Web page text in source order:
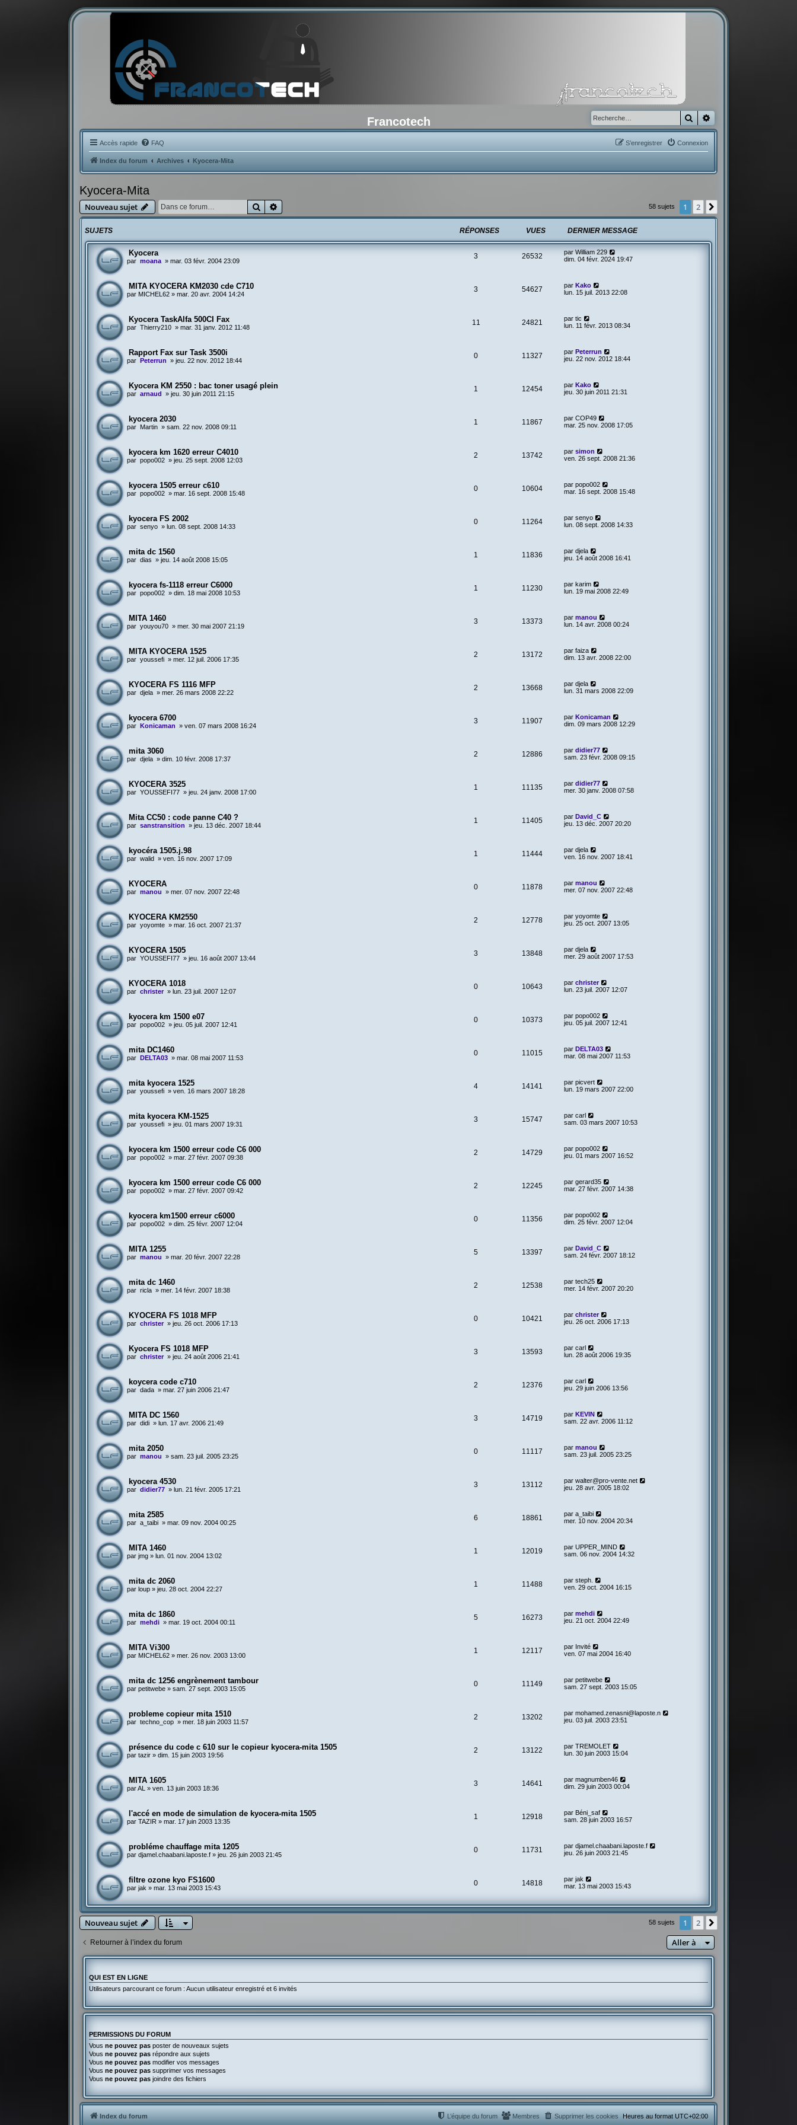
Francotech Rechercher
Accès rapide FAQ Connexion
S’enregistrer
Index du forum Archives Kyocera-Mita
Kyocera-Mita
Nouveau sujet Rechercher 58 sujets 1 2
SUJETS RÉPONSES VUES DERNIER MESSAGE
Kyocera
par moana »mar. 03 févr. 2004 23:09
3 26532 par William 229
dim. 04 févr. 2024 19:47
MITA KYOCERA KM2030 cde C710
par MICHEL62 »mar. 20 avr. 2004 14:24
3 54627 par Kako
lun. 15 juil. 2013 22:08
Kyocera TaskAlfa 500CI Fax
par Thierry210 »mar. 31 janv. 2012 11:48
11 24821 par tic
lun. 11 févr. 2013 08:34
Rapport Fax sur Task 3500i
par Peterrun »jeu. 22 nov. 2012 18:44
0 11327 par Peterrun
jeu. 22 nov. 2012 18:44
Kyocera KM 2550 : bac toner usagé plein
par arnaud »jeu. 30 juin 2011 21:15
1 12454 par Kako
jeu. 30 juin 2011 21:31
kyocera 2030
par Martin »sam. 22 nov. 2008 09:11
1 11867 par COP49
mar. 25 nov. 2008 17:05
kyocera km 1620 erreur C4010
par popo002 »jeu. 25 sept. 2008 12:03
2 13742 par simon
ven. 26 sept. 2008 21:36
kyocera 1505 erreur c610
par popo002 »mar. 16 sept. 2008 15:48
0 10604 par popo002
mar. 16 sept. 2008 15:48
kyocera FS 2002
par senyo » lun. 08 sept. 2008 14:33
0 11264 par senyo
lun. 08 sept. 2008 14:33
mita dc 1560
par dias »jeu. 14 août 2008 15:05
1 11836 par djela
jeu. 14 août 2008 16:41
kyocera fs-1118 erreur C6000
par popo002 »dim. 18 mai 2008 10:53
1 11230 par karim
lun. 19 mai 2008 22:49
MITA 1460
par youyou70 »mer. 30 mai 2007 21:19
3 13373 par manou
lun. 14 avr. 2008 00:24
MITA KYOCERA 1525
par youssefi »mer. 12 juil. 2006 17:35
2 13172 par faiza
dim. 13 avr. 2008 22:00
KYOCERA FS 1116 MFP
par djela »mer. 26 mars 2008 22:22
2 13668 par djela
lun. 31 mars 2008 22:09
kyocera 6700
par Konicaman »ven. 07 mars 2008 16:24
3 11907 par Konicaman
dim. 09 mars 2008 12:29
mita 3060
par djela »dim. 10 févr. 2008 17:37
2 12886 par didier77
sam. 23 févr. 2008 09:15
KYOCERA 3525
par YOUSSEFI77 »jeu. 24 janv. 2008 17:00
1 11135 par didier77
mer. 30 janv. 2008 07:58
Mita CC50 : code panne C40 ?
par sanstransition »jeu. 13 déc. 2007 18:44
1 11405 par David_C
jeu. 13 déc. 2007 20:20
kyocéra 1505.j.98
par walid »ven. 16 nov. 2007 17:09
1 11444 par djela
ven. 16 nov. 2007 18:41
KYOCERA
par manou »mer. 07 nov. 2007 22:48
0 11878 par manou
mer. 07 nov. 2007 22:48
KYOCERA KM2550
par yoyomte »mar. 16 oct. 2007 21:37
2 12778 par yoyomte
jeu. 25 oct. 2007 13:05
KYOCERA 1505
par YOUSSEFI77 »jeu. 16 août 2007 13:44
3 13848 par djela
mer. 29 août 2007 17:53
KYOCERA 1018
par christer » lun. 23 juil. 2007 12:07
0 10643 par christer
lun. 23 juil. 2007 12:07
kyocera km 1500 e07
par popo002 »jeu. 05 juil. 2007 12:41
0 10373 par popo002
jeu. 05 juil. 2007 12:41
mita DC1460
par DELTA03 »mar. 08 mai 2007 11:53
0 11015 par DELTA03
mar. 08 mai 2007 11:53
mita kyocera 1525
par youssefi »ven. 16 mars 2007 18:28
4 14141 par picvert
lun. 19 mars 2007 22:00
mita kyocera KM-1525
par youssefi »jeu. 01 mars 2007 19:31
3 15747 par carl
sam. 03 mars 2007 10:53
kyocera km 1500 erreur code C6 000
par popo002 »mar. 27 févr. 2007 09:38
2 14729 par popo002
jeu. 01 mars 2007 16:52
kyocera km 1500 erreur code C6 000
par popo002 »mar. 27 févr. 2007 09:42
2 12245 par gerard35
mar. 27 févr. 2007 14:38
kyocera km1500 erreur c6000
par popo002 »dim. 25 févr. 2007 12:04
0 11356 par popo002
dim. 25 févr. 2007 12:04
MITA 1255
par manou »mar. 20 févr. 2007 22:28
5 13397 par David_C
sam. 24 févr. 2007 18:12
mita dc 1460
par ricla »mer. 14 févr. 2007 18:38
2 12538 par tech25
mer. 14 févr. 2007 20:20
KYOCERA FS 1018 MFP
par christer »jeu. 26 oct. 2006 17:13
0 10421 par christer
jeu. 26 oct. 2006 17:13
Kyocera FS 1018 MFP
par christer »jeu. 24 août 2006 21:41
3 13593 par carl
lun. 28 août 2006 19:35
koycera code c710
par dada »mar. 27 juin 2006 21:47
2 12376 par carl
jeu. 29 juin 2006 13:56
MITA DC 1560
par didi » lun. 17 avr. 2006 21:49
3 14719 par KEVIN
sam. 22 avr. 2006 11:12
mita 2050
par manou »sam. 23 juil. 2005 23:25
0 11117 par manou
sam. 23 juil. 2005 23:25
kyocera 4530
par didier77 » lun. 21 févr. 2005 17:21
3 13112 par walter@pro-vente.net
jeu. 28 avr. 2005 18:02
mita 2585
par a_taibi »mar. 09 nov. 2004 00:25
6 18861 par a_taibi
mer. 10 nov. 2004 20:34
MITA 1460
parjmg » lun. 01 nov. 2004 13:02
1 12019 par UPPER_MIND
sam. 06 nov. 2004 14:32
mita dc 2060
par loup »jeu. 28 oct. 2004 22:27
1 11488 par steph.
ven. 29 oct. 2004 16:15
mita dc 1860
par mehdi »mar. 19 oct. 2004 00:11
5 16273 par mehdi
jeu. 21 oct. 2004 22:49
MITA Vi300
par MICHEL62 »mer. 26 nov. 2003 13:00
1 12117 par Invité
ven. 07 mai 2004 16:40
mita dc 1256 engrènement tambour
parpetitwebe »sam. 27 sept. 2003 15:05
0 11149 par petitwebe
sam. 27 sept. 2003 15:05
probleme copieur mita 1510
par techno_cop »mer. 18 juin 2003 11:57
2 13202 par mohamed.zenasni@laposte.n
jeu. 03 juil. 2003 23:51
présence du code c 610 sur le copieur kyocera-mita 1505
partazir »dim. 15 juin 2003 19:56
2 13122 par TREMOLET
lun. 30 juin 2003 15:04
MITA 1605
parAL »ven. 13 juin 2003 18:36
3 14641 par magnumben46
dim. 29 juin 2003 00:04
l'accé en mode de simulation de kyocera-mita 1505
parTAZIR »mar. 17 juin 2003 13:35
1 12918 par Béni_saf
sam. 28 juin 2003 16:57
probléme chauffage mita 1205
pardjamel.chaabani.laposte.f »jeu. 26 juin 2003 21:45
0 11731 par djamel.chaabani.laposte.f
jeu. 26 juin 2003 21:45
filtre ozone kyo FS1600
parjak »mar. 13 mai 2003 15:43
0 14818 par jak
mar. 13 mai 2003 15:43
Nouveau sujet 58 sujets 1 2
Retourner à l’index du forum Aller à
QUI EST EN LIGNE
Utilisateurs parcourant ce forum : Aucun utilisateur enregistré et 6 invités
PERMISSIONS DU FORUM
Vousne pouvez pas poster de nouveaux sujets
Vousne pouvez pas répondre aux sujets
Vousne pouvez pas modifier vos messages
Vousne pouvez pas supprimer vos messages
Vousne pouvez pas joindre des fichiers
Index du forum Heures au format UTC+02:00
Supprimer les cookies
Membres
L’équipe du forum